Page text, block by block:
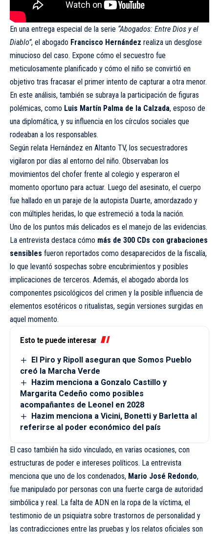
En una entrega especial de la serie “Abogados: Entre Dios y el
Diablo”, el abogado Francisco Hernández realiza un desglose
minucioso del caso. Expone cómo el secuestro fue
meticulosamente planificado y cómo el niño se convirtió en
objetivo tras fracasar el primer intento de capturar a otra menor.
En este análisis, también se subraya la participación de figuras
polémicas, como Luis Martín Palma de la Calzada, esposo de
una diplomática, y su influencia en los círculos sociales que
rodeaban a los responsables.
Según relata Hernández en Altanto TV, los secuestradores
vigilaron por días al entorno del niño. Observaban los
movimientos del chofer frente al colegio y esperaron el
momento oportuno para actuar. Luego del asesinato, el cuerpo
fue hallado en un paraje de la autopista Duarte, amordazado y
con múltiples heridas, lo que estremeció a toda la nación.
Uno de los puntos más delicados es el manejo de las evidencias.
La entrevista destaca cómo más de 300 CDs con grabaciones
sensibles fueron reportados como desaparecidos de la fiscalía,
lo que levantó sospechas sobre encubrimientos y posibles
implicaciones de terceros. Además, el abogado aborda los
componentes psicológicos del crimen y la posible influencia de
elementos esotéricos o ritualistas, según versiones surgidas en
aquel momento.
Esto te puede interesar
El Piro y Ripoll aseguran que Somos Pueblo
creó la Marcha Verde
Hazim menciona a Gonzalo Castillo y
Margarita Cedeño como posibles
acompañantes de Leonel en 2028
Hazim menciona a Vicini, Bonetti y Barletta al
referirse al poder económico del país
El caso también ha sido vinculado, en varias ocasiones, con
estructuras de poder e intereses políticos. La entrevista
menciona que uno de los condenados, Mario José Redondo,
fue manipulado por personas con una fuerte carga de autoridad
simbólica y real. La falta de ADN en la ropa de la víctima, el
testimonio de un psiquiatra sobre trastornos de personalidad y
las contradicciones entre las pruebas y los relatos oficiales son